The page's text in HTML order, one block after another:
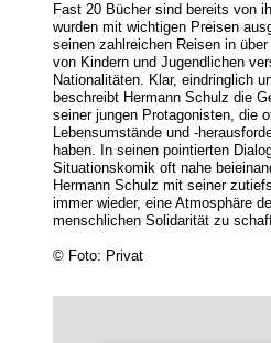
Fast 20 Bücher sind bereits von
wurden mit wichtigen Preisen
seinen zahlreichen Reisen in
von Kindern und Jugendlichen
Nationalitäten. Klar, eindringlich
beschreibt Hermann Schulz die
seiner jungen Protagonisten, die
Lebensumstände und -
haben. In seinen pointierten
Situationskomik oft nahe
Hermann Schulz mit seiner
immer wieder, eine Atmosphäre
menschlichen Solidarität zu
© Foto: Privat